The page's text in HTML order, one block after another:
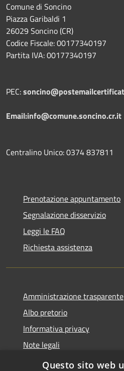
Comune di Soncino
Piazza Garibaldi 1
26029 Soncino (CR)
Codice Fiscale: 00177340197
Partita IVA: 00177340197
PEC:
Email:info@comune.soncino.cr.it
Centralino Unico: 0374 837811
Prenotazione appuntamento
Segnalazione disservizio
Leggi le FAQ
Richiesta assistenza
Amministrazione trasparente
Albo pretorio
Informativa privacy
Note legali
Dichiarazione di accessibilità
Questo sito web